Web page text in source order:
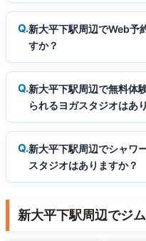
新大平下駅周辺でWeb予
すか？
新大平下駅周辺で無料体
られるヨガスタジオはあ
新大平下駅周辺でシャワ
スタジオはありますか？
新大平下駅周辺でジ